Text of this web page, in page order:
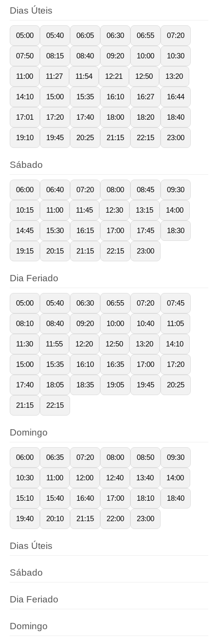
Dias Úteis
05:00 05:40 06:05 06:30 06:55 07:20
07:50 08:15 08:40 09:20 10:00 10:30
11:00 11:27 11:54 12:21 12:50 13:20
14:10 15:00 15:35 16:10 16:27 16:44
17:01 17:20 17:40 18:00 18:20 18:40
19:10 19:45 20:25 21:15 22:15 23:00
Sábado
06:00 06:40 07:20 08:00 08:45 09:30
10:15 11:00 11:45 12:30 13:15 14:00
14:45 15:30 16:15 17:00 17:45 18:30
19:15 20:15 21:15 22:15 23:00
Dia Feriado
05:00 05:40 06:30 06:55 07:20 07:45
08:10 08:40 09:20 10:00 10:40 11:05
11:30 11:55 12:20 12:50 13:20 14:10
15:00 15:35 16:10 16:35 17:00 17:20
17:40 18:05 18:35 19:05 19:45 20:25
21:15 22:15
Domingo
06:00 06:35 07:20 08:00 08:50 09:30
10:30 11:00 12:00 12:40 13:40 14:00
15:10 15:40 16:40 17:00 18:10 18:40
19:40 20:10 21:15 22:00 23:00
Dias Úteis
Sábado
Dia Feriado
Domingo